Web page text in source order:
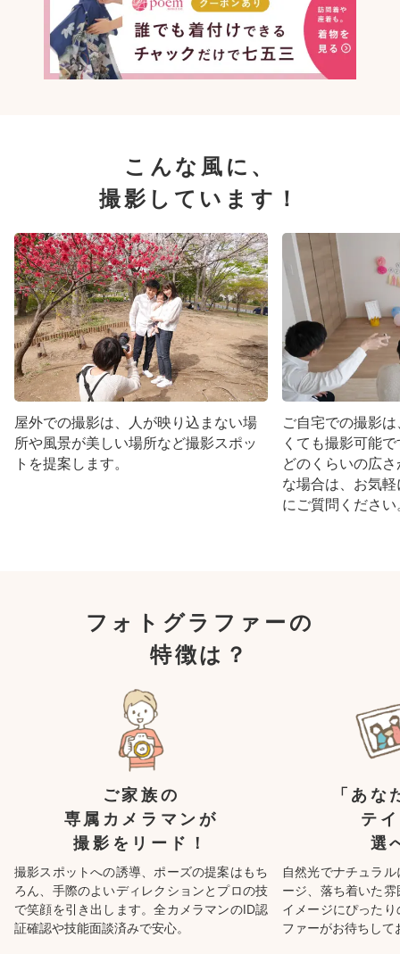
こんな風に、
撮影しています！
屋外での撮影は、人が映り込まない場
所や風景が美しい場所など撮影スポッ
トを提案します。
ご自宅での撮影
くても撮影可能
どのくらいの広
な場合は、お気
にご質問ください
フォトグラファーの
特徴は？
ご家族の
専属カメラマンが
撮影をリード！
撮影スポットへの誘導、ポーズの提案はもち
ろん、手際のよいディレクションとプロの技
で笑顔を引き出します。全カメラマンのID認
証確認や技能面談済みで安心。
「あな
テ
選
自然光でナチュラ
ージ、落ち着いた
イメージにぴった
ファーがお待ちして